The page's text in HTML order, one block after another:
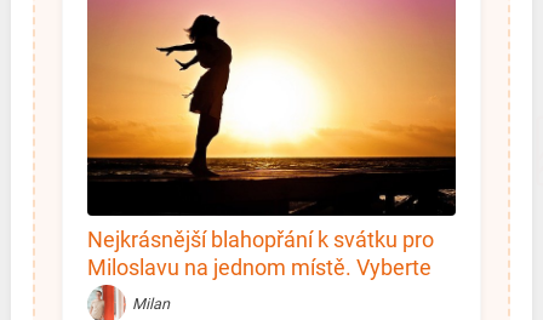
Nejkrásnější blahopřání k svátku pro
Miloslavu na jednom místě. Vyberte
si!
Milan